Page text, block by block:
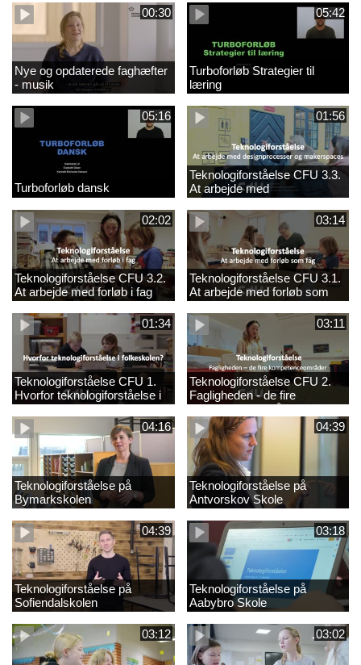
00:30
Nye og opdaterede faghæfter
- musik
05:42
Turboforløb Strategier til
læring
05:16
Turboforløb dansk
01:56
Teknologiforståelse CFU 3.3.
At arbejde med
designprocesser og
makerspaces
02:02
Teknologiforståelse CFU 3.2.
At arbejde med forløb i fag
03:14
Teknologiforståelse CFU 3.1.
At arbejde med forløb som
fag
01:34
Teknologiforståelse CFU 1.
Hvorfor teknologiforståelse i
folkeskolen?
03:11
Teknologiforståelse CFU 2.
Fagligheden - de fire
kompetenceområder
04:16
Teknologiforståelse på
Bymarkskolen
04:39
Teknologiforståelse på
Antvorskov Skole
04:39
Teknologiforståelse på
Sofiendalskolen
03:18
Teknologiforståelse på
Aabybro Skole
03:12 03:02